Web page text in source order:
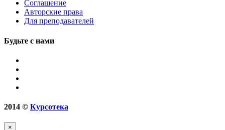
Соглашение
Авторские права
Для преподавателей
Будьте с нами
2014 © Курсотека
×